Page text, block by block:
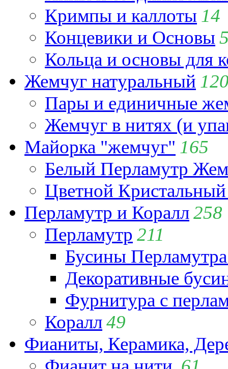
Кримпы и каллоты 14
Концевики и Основы
Кольца и основы для
Жемчуг натуральный
Пары и единичные
Жемчуг в нитях (и
Майорка "жемчуг" 165
Белый Перламутр
Цветной
Перламутр и Коралл258
Перламутр 211
Бусины
Декоративные
Фурнитура с
Коралл49
Фианиты, Керамика,